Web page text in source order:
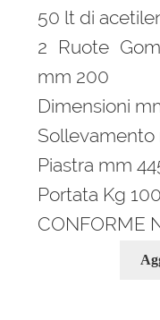
50 lt di
2 Ruote
mm 200
Dimensioni
Piastra mm
Portata Kg 100
CONFORME